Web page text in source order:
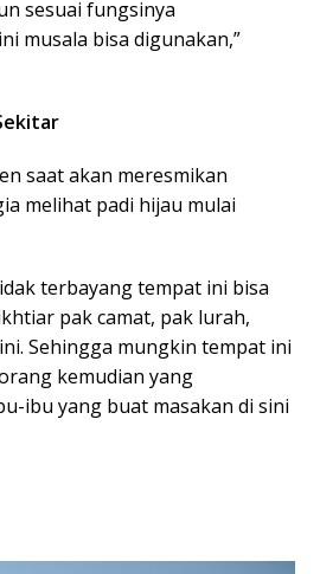
sesuai fungsinya
musala bisa digunakan,”
saat akan meresmikan
melihat padi hijau mulai
terbayang tempat ini bisa
pak camat, pak lurah,
Sehingga mungkin tempat ini
kemudian yang
ibu yang buat masakan di sini